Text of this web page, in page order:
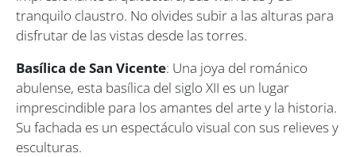
tranquilo claustro. No olvides subir a las alturas para
disfrutar de las vistas desde las torres.
Basílica de San Vicente: Una joya del románico
abulense, esta basílica del siglo XII es un lugar
imprescindible para los amantes del arte y la historia.
Su fachada es un espectáculo visual con sus relieves y
esculturas.